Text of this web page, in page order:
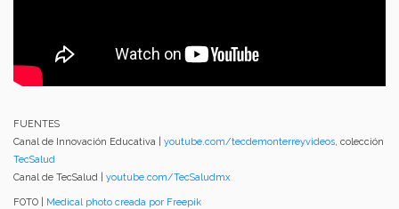
FUENTES
Canal de Innovación Educativa | youtube.com/tecdemonterreyvideos, colección
TecSalud
Canal de TecSalud | youtube.com/TecSaludmx
FOTO | Medical photo creada por Freepik